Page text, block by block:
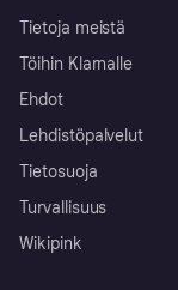
Tietoja meistä
Töihin Klarnalle
Ehdot
Lehdistöpalvelut
Tietosuoja
Turvallisuus
Wikipink